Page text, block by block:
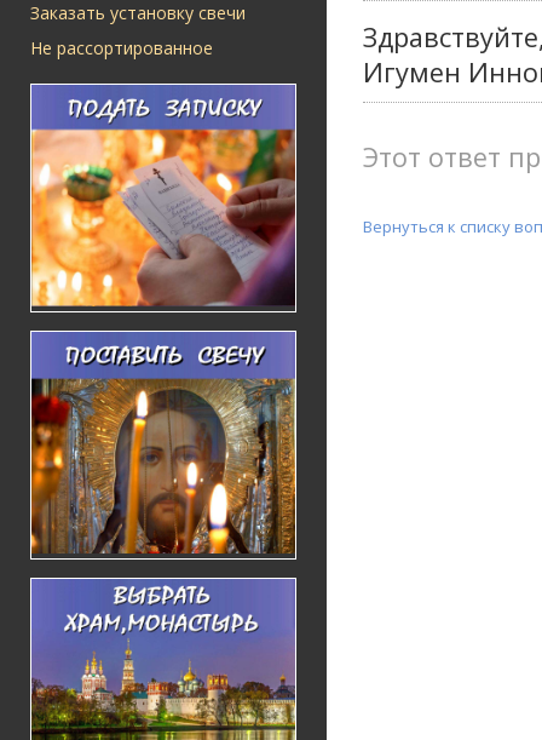
Заказать установку свечи
Не рассортированное
Игумен
Этот ответ
Вернуться к списку